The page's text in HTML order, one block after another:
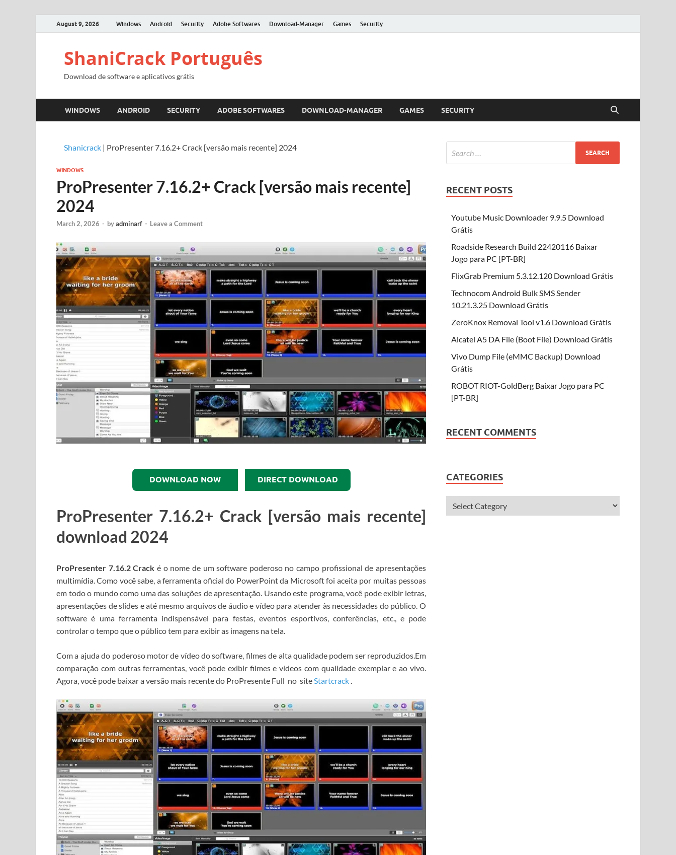
August 9, 2026 Windows Android Security Adobe Softwares Download-Manager Games Security
ShaniCrack Português
Download de software e aplicativos grátis
WINDOWS ANDROID SECURITY ADOBE SOFTWARES DOWNLOAD-MANAGER GAMES SECURITY
Shanicrack | ProPresenter 7.16.2+ Crack [versão mais recente] 2024
WINDOWS
ProPresenter 7.16.2+ Crack [versão mais recente]
2024
March 2, 2026 - byadminarf - Leave a Comment
DOWNLOAD NOW DIRECT DOWNLOAD
ProPresenter 7.16.2+ Crack [versão mais recente]
download 2024
ProPresenter 7.16.2 Crack é o nome de um software poderoso no campo profissional de apresentações
multimídia.Como você sabe, a ferramenta oficial do PowerPoint da Microsoft foi aceita por muitas pessoas
em todo o mundo como uma das soluções de apresentação. Usando este programa, você pode exibir letras,
apresentações de slides e até mesmo arquivos de áudio e vídeo para atender às necessidades do público. O
software é uma ferramenta indispensável para festas, eventos esportivos, conferências, etc., e pode
controlar o tempo que o público tem para exibir as imagens na tela.
Com a ajuda do poderoso motor de vídeo do software, filmes de alta qualidade podem ser reproduzidos.Em
comparação com outras ferramentas, você pode exibir filmes e vídeos com qualidade exemplar e ao vivo.
Agora, você pode baixar a versão mais recente do ProPresente Full no siteStartcrack.
RECENT POSTS
Youtube Music Downloader 9.9.5 Download
Grátis
Roadside Research Build 22420116 Baixar
Jogo para PC [PT-BR]
FlixGrab Premium 5.3.12.120 Download Grátis
Technocom Android Bulk SMS Sender
10.21.3.25 Download Grátis
ZeroKnox Removal Tool v1.6 Download Grátis
Alcatel A5 DA File (Boot File) Download Grátis
Vivo Dump File (eMMC Backup) Download
Grátis
ROBOT RIOT-GoldBerg Baixar Jogo para PC
[PT-BR]
RECENT COMMENTS
CATEGORIES